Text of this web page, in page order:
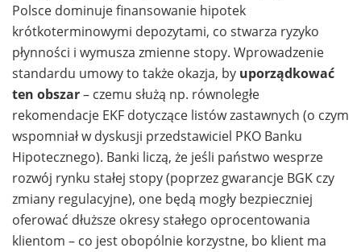
Polsce dominuje finansowanie hipotek
krótkoterminowymi depozytami, co stwarza ryzyko
płynności i wymusza zmienne stopy. Wprowadzenie
standardu umowy to także okazja, by uporządkować
ten obszar– czemu służą np. równoległe
rekomendacje EKF dotyczące listów zastawnych (o czym
wspomniał w dyskusji przedstawiciel PKO Banku
Hipotecznego). Banki liczą, że jeśli państwo wesprze
rozwój rynku stałej stopy (poprzez gwarancje BGK czy
zmiany regulacyjne), one będą mogły bezpieczniej
oferować dłuższe okresy stałego oprocentowania
klientom – co jest obopólnie korzystne, bo klient ma